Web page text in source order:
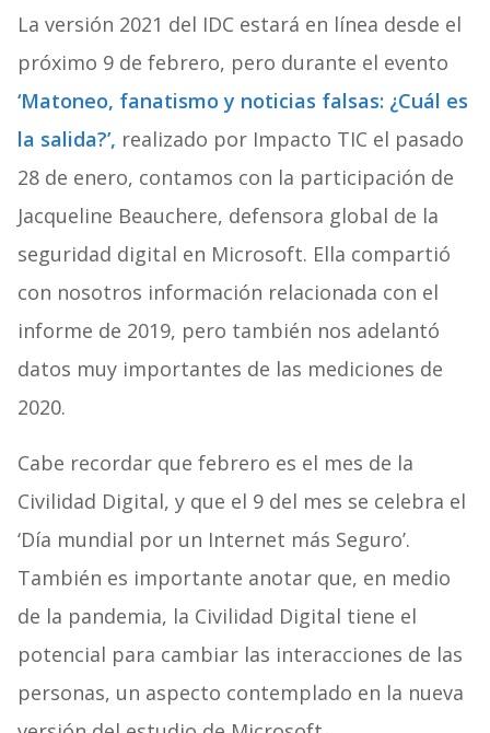
La versión 2021 del IDC estará en línea desde el
próximo 9 de febrero, pero durante el evento
‘Matoneo, fanatismo y noticias falsas: ¿Cuál es
la salida?’, realizado por Impacto TIC el pasado
28 de enero, contamos con la participación de
Jacqueline Beauchere, defensora global de la
seguridad digital en Microsoft. Ella compartió
con nosotros información relacionada con el
informe de 2019, pero también nos adelantó
datos muy importantes de las mediciones de
2020.
Cabe recordar que febrero es el mes de la
Civilidad Digital, y que el 9 del mes se celebra el
‘Día mundial por un Internet más Seguro’.
También es importante anotar que, en medio
de la pandemia, la Civilidad Digital tiene el
potencial para cambiar las interacciones de las
personas, un aspecto contemplado en la nueva